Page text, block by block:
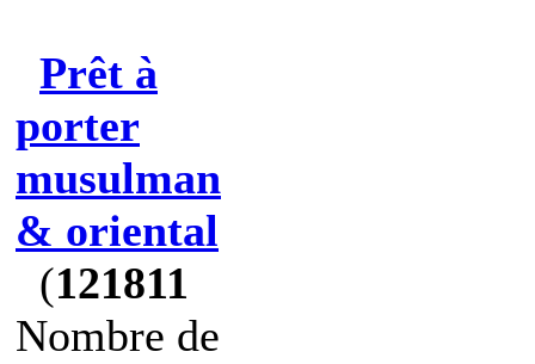
Prêt à
porter
musulman
& oriental
(121811
Nombre de